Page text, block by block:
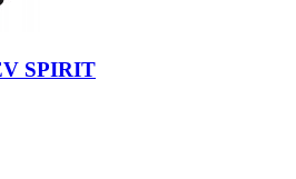
SPIRIT